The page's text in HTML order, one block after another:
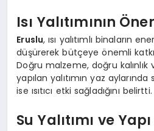
Isı Yalıtımının
Eruslu, ısı yalıtımlı binaların
düşürerek bütçeye önemli katkı
Doğru malzeme, doğru
yapılan yalıtımın yaz aylarında
ise ısıtıcı etki sağladığını belirtti.
Su Yalıtımı ve